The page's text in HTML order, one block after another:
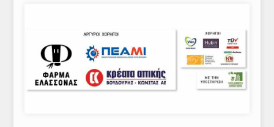
ΕΙΔΗΣΕΙΣ
ΕΥΡΩΠΑΪΚΕΣ ΑΠΟΦΑΣΕΙΣ
ΘΕΜΑΤΑ